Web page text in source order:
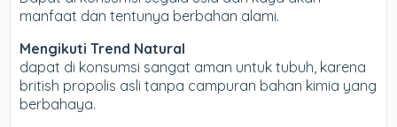
manfaat dan tentunya berbahan alami.
Mengikuti Trend Natural
dapat di konsumsi sangat aman untuk tubuh, karena
british propolis asli tanpa campuran bahan kimia yang
berbahaya.